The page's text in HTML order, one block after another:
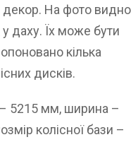
декор. На фото видно
даху. Їх може бути
кілька
дисків.
– 5215 мм, ширина –
колісної бази –